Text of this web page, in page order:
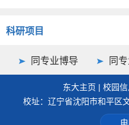
科研项目
同专业博导 同
东大主页 | 校园
校址：辽宁省沈阳市和平区